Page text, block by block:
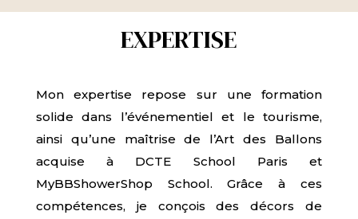
EXPERTISE
Mon expertise repose sur une formation
solide dans l’événementiel et le tourisme,
ainsi qu’une maîtrise de l’Art des Ballons
acquise à DCTE School Paris et
MyBBShowerShop School. Grâce à ces
compétences, je conçois des décors de